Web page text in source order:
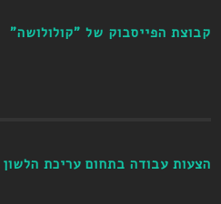
קבוצת הפייסבוק של "קולולושה"
הצעות עבודה בתחום עריכת הלשון